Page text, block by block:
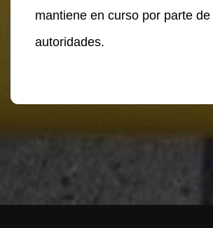
mantiene en curso por parte de
autoridades.
Te puede interesar